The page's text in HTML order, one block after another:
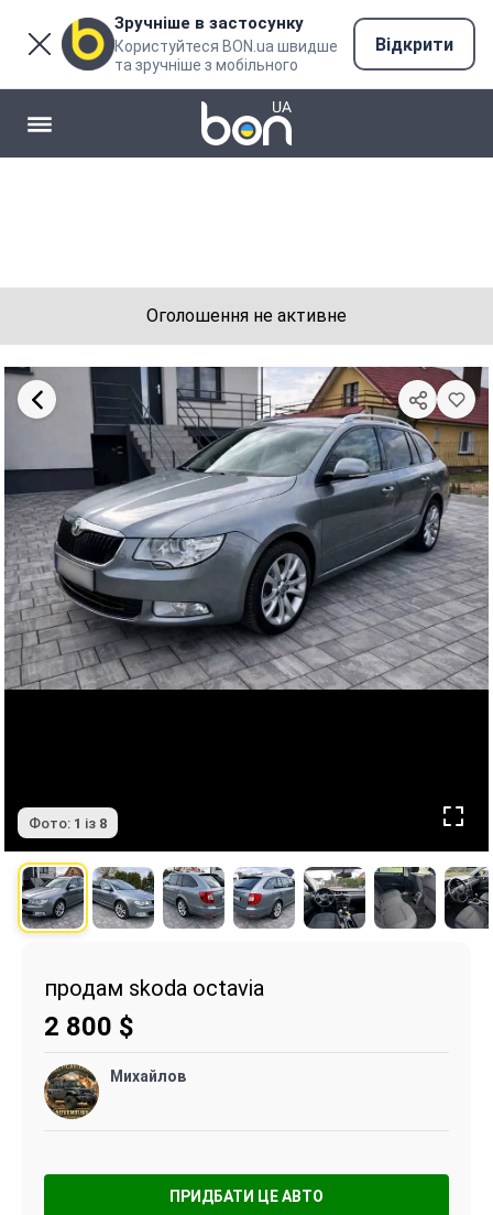
Зручніше в застосунку
Користуйтеся BON.ua швидше
та зручніше з мобільного
Відкрити
Оголошення не активне
Фото: 1 із 8
продам skoda octavia
2 800 $
Михайлов
ПРИДБАТИ ЦЕ АВТО